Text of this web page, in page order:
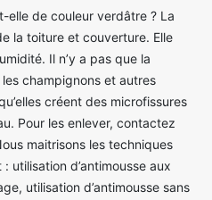
de couleur verdâtre ? La
la toiture et couverture. Elle
Il n’y a pas que la
champignons et autres
créent des microfissures
Pour les enlever, contactez
maitrisons les techniques
utilisation d’antimousse aux
utilisation d’antimousse sans